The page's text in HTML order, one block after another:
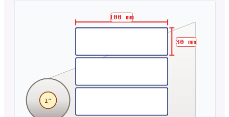
1"
100 mm
30 mm